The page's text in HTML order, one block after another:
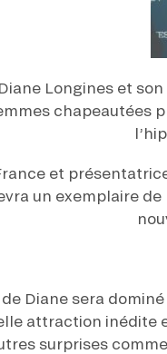
Longines et
chapeautées
et
un exemplaire
Diane sera
attraction inédite
surprises